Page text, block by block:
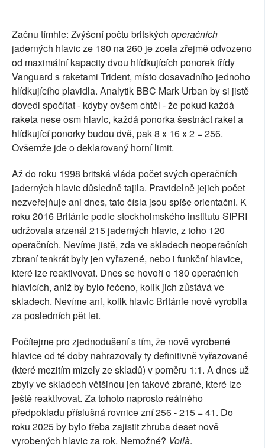
Začnu tímhle: Zvýšení počtu britských operačních
jaderných hlavic ze 180 na 260 je zcela zřejmě odvozeno
od maximální kapacity dvou hlídkujících ponorek třídy
Vanguard s raketami Trident, místo dosavadního jednoho
hlídkujícího plavidla. Analytik BBC Mark Urban by si jistě
dovedl spočítat - kdyby ovšem chtěl - že pokud každá
raketa nese osm hlavic, každá ponorka šestnáct raket a
hlídkující ponorky budou dvě, pak 8 x 16 x 2 = 256.
Ovšemže jde o deklarovaný horní limit.
Až do roku 1998 britská vláda počet svých operačních
jaderných hlavic důsledně tajila. Pravidelně jejich počet
nezveřejňuje ani dnes, tato čísla jsou spíše orientační. K
roku 2016 Británie podle stockholmského institutu SIPRI
udržovala arzenál 215 jaderných hlavic, z toho 120
operačních. Nevíme jistě, zda ve skladech neoperačních
zbraní tenkrát byly jen vyřazené, nebo i funkční hlavice,
které lze reaktivovat. Dnes se hovoří o 180 operačních
hlavicích, aniž by bylo řečeno, kolik jich zůstává ve
skladech. Nevíme ani, kolik hlavic Británie nově vyrobila
za posledních pět let.
Počítejme pro zjednodušení s tím, že nově vyrobené
hlavice od té doby nahrazovaly ty definitivně vyřazované
(které mezitím mizely ze skladů) v poměru 1:1. A dnes už
zbyly ve skladech většinou jen takové zbraně, které lze
ještě reaktivovat. Za tohoto naprosto reálného
předpokladu příslušná rovnice zní 256 - 215 = 41. Do
roku 2025 by bylo třeba zajistit zhruba deset nově
vyrobených hlavic za rok. Nemožné? Voilà.